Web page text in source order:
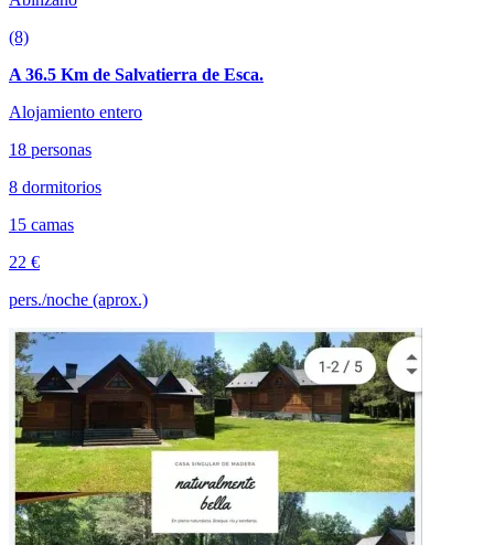
(8)
A 36.5 Km de Salvatierra de Esca.
Alojamiento entero
18 personas
8 dormitorios
15 camas
22 €
pers./noche (aprox.)